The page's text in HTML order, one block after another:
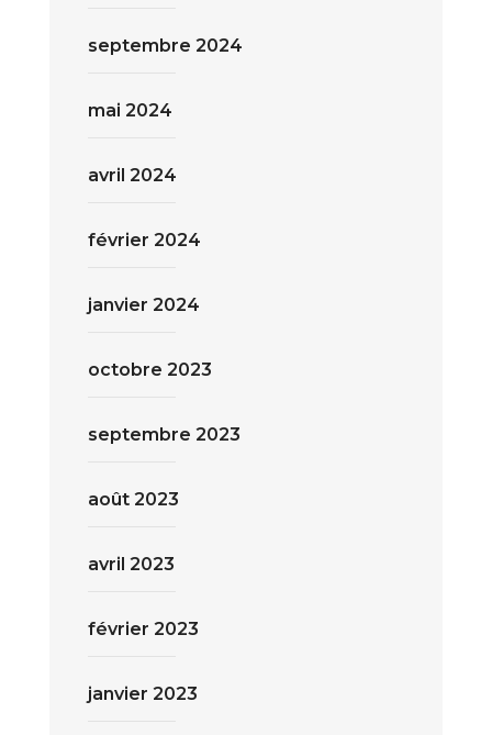
septembre 2024
mai 2024
avril 2024
février 2024
janvier 2024
octobre 2023
septembre 2023
août 2023
avril 2023
février 2023
janvier 2023